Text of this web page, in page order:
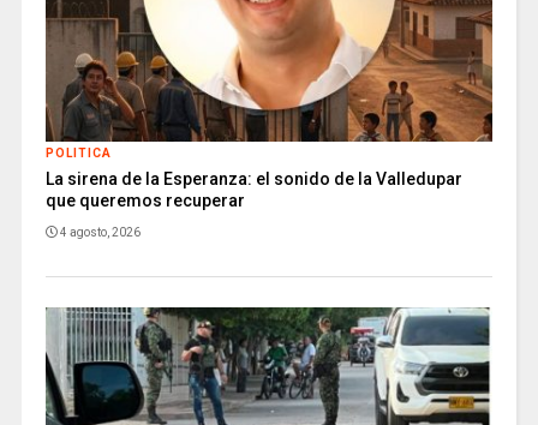
POLITICA
La sirena de la Esperanza: el sonido de la Valledupar
que queremos recuperar
4 agosto, 2026